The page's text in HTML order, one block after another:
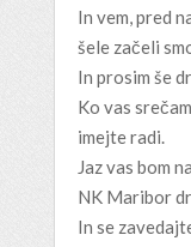
In vem, pred
šele začeli
In prosim še
Ko vas
imejte radi.
Jaz vas bom
NK Maribor
In se